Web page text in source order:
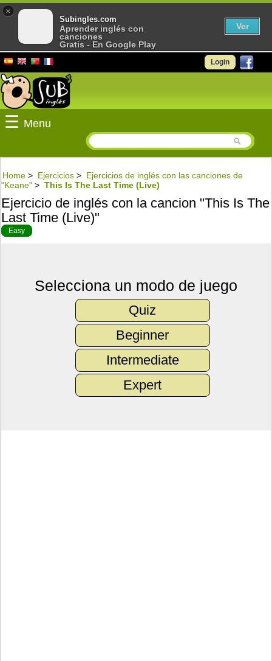
Login
☰ Menu
Home > Ejercicios > Ejercicios de inglés con las canciones de
"Keane" > This Is The Last Time (Live)
Ejercicio de inglés con la cancion "This Is The
Last Time (Live)"
Easy
Selecciona un modo de juego
Quiz
Beginner
Intermediate
Expert
×
Subingles.com
Aprender inglés con
canciones
Gratis - En Google Play
Ver